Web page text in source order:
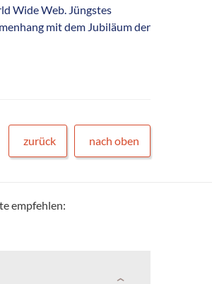
Wide Web. Jüngstes
mit dem Jubiläum der
zurück nach oben
empfehlen: